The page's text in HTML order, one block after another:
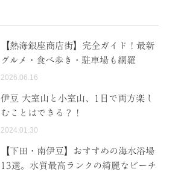
【熱海銀座商店街】完全ガイド！最新
グルメ・食べ歩き・駐車場も網羅
2026.06.16
伊豆 大室山と小室山、1日で両方楽し
むことはできる？！
2024.01.30
【下田・南伊豆】おすすめの海水浴場
13選。水質最高ランクの綺麗なビーチ